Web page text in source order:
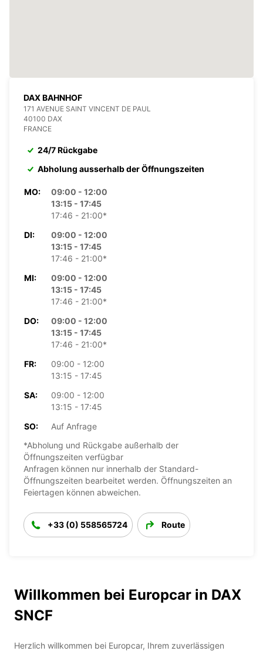
DAX BAHNHOF
171 AVENUE SAINT VINCENT DE PAUL
40100 DAX
FRANCE
24/7 Rückgabe
Abholung ausserhalb der Öffnungszeiten
MO:
09:00 - 12:00
13:15 - 17:45
17:46 - 21:00*
DI:
09:00 - 12:00
13:15 - 17:45
17:46 - 21:00*
MI:
09:00 - 12:00
13:15 - 17:45
17:46 - 21:00*
DO:
09:00 - 12:00
13:15 - 17:45
17:46 - 21:00*
FR:
09:00 - 12:00
13:15 - 17:45
SA:
09:00 - 12:00
13:15 - 17:45
SO:
Auf Anfrage
*Abholung und Rückgabe außerhalb der
Öffnungszeiten verfügbar
Anfragen können nur innerhalb der Standard-
Öffnungszeiten bearbeitet werden. Öffnungszeiten an
Feiertagen können abweichen.
+33 (0) 558565724 Route
Willkommen bei Europcar in DAX
SNCF
Herzlich willkommen bei Europcar, Ihrem zuverlässigen